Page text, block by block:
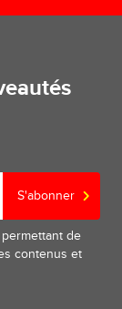
S'abonner
de
contenus et